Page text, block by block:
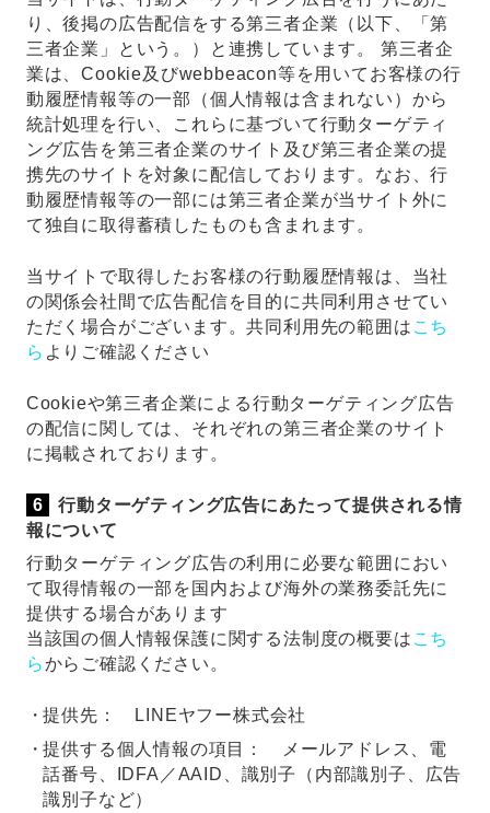
り、後掲の広告配信をする第三者企業（以下、「第
三者企業」という。）と連携しています。 第三者企
業は、Cookie及びwebbeacon等を用いてお客様の行
動履歴情報等の一部（個人情報は含まれない）から
統計処理を行い、これらに基づいて行動ターゲティ
ング広告を第三者企業のサイト及び第三者企業の提
携先のサイトを対象に配信しております。なお、行
動履歴情報等の一部には第三者企業が当サイト外に
て独自に取得蓄積したものも含まれます。
当サイトで取得したお客様の行動履歴情報は、当社
の関係会社間で広告配信を目的に共同利用させてい
ただく場合がございます。共同利用先の範囲は こち
ら よりご確認ください
Cookieや第三者企業による行動ターゲティング広告
の配信に関しては、それぞれの第三者企業のサイト
に掲載されております。
行動ターゲティング広告にあたって提供される情
報について
行動ターゲティング広告の利用に必要な範囲におい
て取得情報の一部を国内および海外の業務委託先に
提供する場合があります
当該国の個人情報保護に関する法制度の概要は こち
らからご確認ください。
提供先： LINEヤフー株式会社
提供する個人情報の項目： メールアドレス、電
話番号、IDFA／AAID、識別子（内部識別子、広告
識別子など）